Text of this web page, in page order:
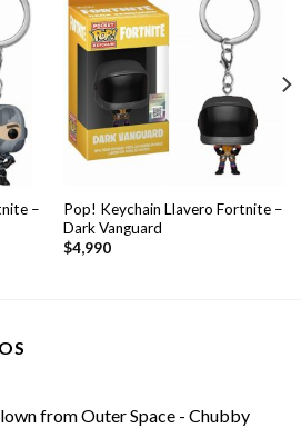
–
Pop! Keychain Llavero Fortnite –
Dark Vanguard
$4,990
from Outer Space - Chubby